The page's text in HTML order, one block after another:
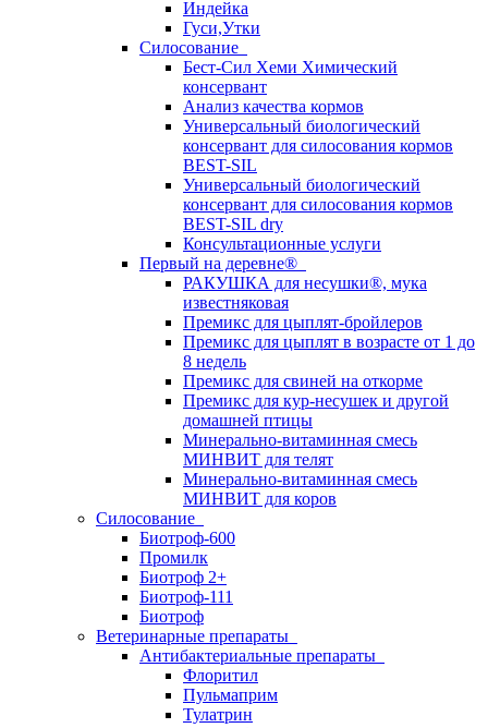
Индейка
Гуси,Утки
Силосование
Бест-Сил Хеми Химический
консервант
Анализ качества кормов
Универсальный биологический
консервант для силосования кормов
BEST-SIL
Универсальный биологический
консервант для силосования кормов
BEST-SIL dry
Консультационные услуги
Первый на деревне®
РАКУШКА для несушки®, мука
известняковая
Премикс для цыплят-бройлеров
Премикс для цыплят в возрасте от 1 до
8 недель
Премикс для свиней на откорме
Премикс для кур-несушек и другой
домашней птицы
Минерально-витаминная смесь
МИНВИТ для телят
Минерально-витаминная смесь
МИНВИТ для коров
Силосование
Биотроф-600
Промилк
Биотроф 2+
Биотроф-111
Биотроф
Ветеринарные препараты
Антибактериальные препараты
Флоритил
Пульмаприм
Тулатрин